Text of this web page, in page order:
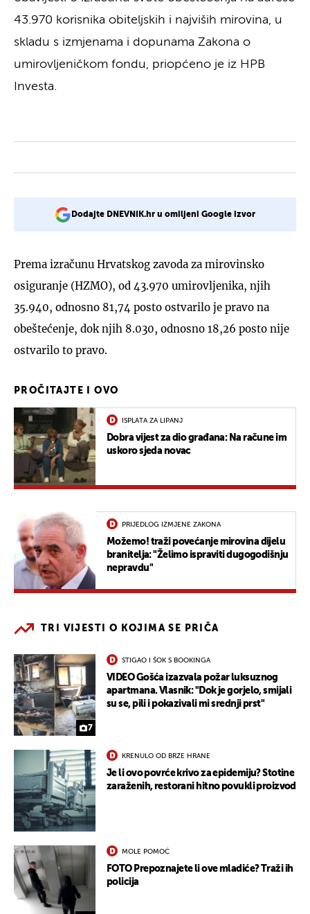
43.970 korisnika obiteljskih i najviših mirovina, u
skladu s izmjenama i dopunama Zakona o
umirovljeničkom fondu, priopćeno je iz HPB
Investa.
Dodajte DNEVNIK.hr u omiljeni Google izvor
Prema izračunu Hrvatskog zavoda za mirovinsko
osiguranje (HZMO), od 43.970 umirovljenika, njih
35.940, odnosno 81,74 posto ostvarilo je pravo na
obeštećenje, dok njih 8.030, odnosno 18,26 posto nije
ostvarilo to pravo.
PROČITAJTE I OVO
ISPLATA ZA LIPANJ
Dobra vijest za dio građana: Na račune im
uskoro sjeda novac
PRIJEDLOG IZMJENE ZAKONA
Možemo! traži povećanje mirovina dijelu
branitelja: "Želimo ispraviti dugogodišnju
nepravdu"
TRI VIJESTI O KOJIMA SE PRIČA
7
STIGAO I ŠOK S BOOKINGA
VIDEO Gošća izazvala požar luksuznog
apartmana. Vlasnik: "Dok je gorjelo, smijali
su se, pili i pokazivali mi srednji prst"
KRENULO OD BRZE HRANE
Je li ovo povrće krivo za epidemiju? Stotine
zaraženih, restorani hitno povukli proizvod
MOLE POMOĆ
FOTO Prepoznajete li ove mladiće? Traži ih
policija